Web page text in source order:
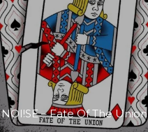
NOI!SE – Fate Of The Union